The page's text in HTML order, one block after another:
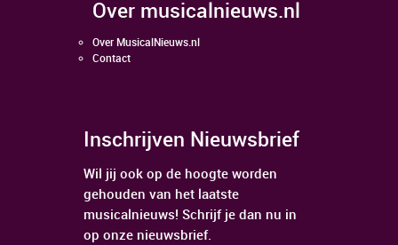
over musicalnieuws.nl
Over MusicalNieuws.nl
Contact
Inschrijven Nieuwsbrief
Wil jij ook op de hoogte worden
gehouden van het laatste
musicalnieuws! Schrijf je dan nu in
op onze nieuwsbrief.